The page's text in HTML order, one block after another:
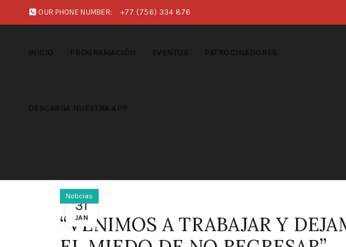
OUR PHONE NUMBER: +77 (756) 334 876
INICIO PROGRAMACIÓN EVENTOS PATROCINADORES
DESCARGA NUESTRA APP
31
JAN
Noticias
“VENIMOS A TRABAJAR Y